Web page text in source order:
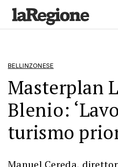
BELLINZONESE
Masterplan
Blenio:
turismo
Manuel Cereda,